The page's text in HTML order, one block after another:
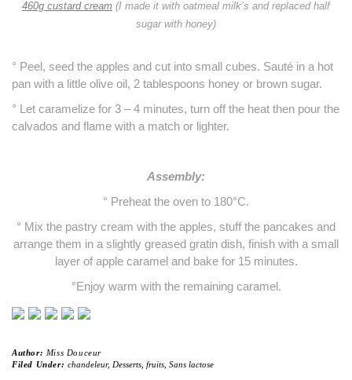
460g custard cream (I made it with oatmeal milk’s and replaced half
sugar with honey)
° Peel, seed the apples and cut into small cubes. Sauté in a hot
pan with a little olive oil, 2 tablespoons honey or brown sugar.
° Let caramelize for 3 – 4 minutes, turn off the heat then pour the
calvados and flame with a match or lighter.
Assembly:
° Preheat the oven to 180°C.
° Mix the pastry cream with the apples, stuff the pancakes and
arrange them in a slightly greased gratin dish, finish with a small
layer of apple caramel and bake for 15 minutes.
°Enjoy warm with the remaining caramel.
Author: Miss Douceur
Filed Under: chandeleur, Desserts, fruits, Sans lactose